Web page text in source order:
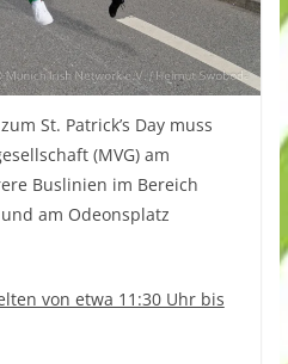
St. Patrick’s Day muss
(MVG) am
Buslinien im Bereich
am Odeonsplatz
von etwa 11:30 Uhr bis